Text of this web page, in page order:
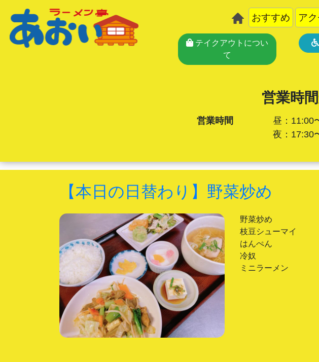
おすすめ ア
テイクアウトについ
て
営業時
営業時間
昼：11:00
夜：17:30
【本日の日替わり】野菜炒め
野菜炒め
枝豆シューマイ
はんぺん
冷奴
ミニラーメン